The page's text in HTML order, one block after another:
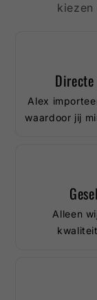
kiezen
Alex
waardoor jij
Alleen